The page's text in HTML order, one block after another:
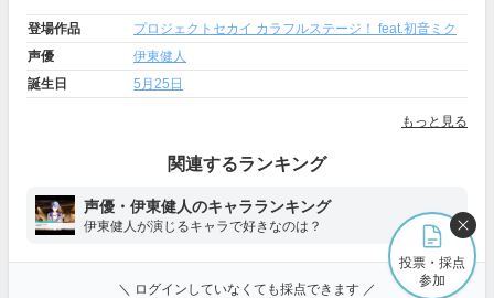
登場作品
プロジェクトセカイ カラフルステージ！ feat.初音ミク
声優
伊東健人
誕生日
5月25日
もっと見る
関連するランキング
声優・伊東健人のキャラランキング
伊東健人が演じるキャラで好きなのは？
＼ ログインしていなくても採点できます ／
投票・採点
参加